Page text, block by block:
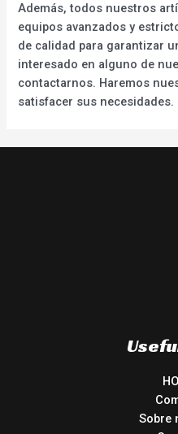
Además, todos nuestros
equipos avanzados y
de calidad para garantizar
interesado en alguno de
contactarnos. Haremos
satisfacer sus necesidades.
Sobre